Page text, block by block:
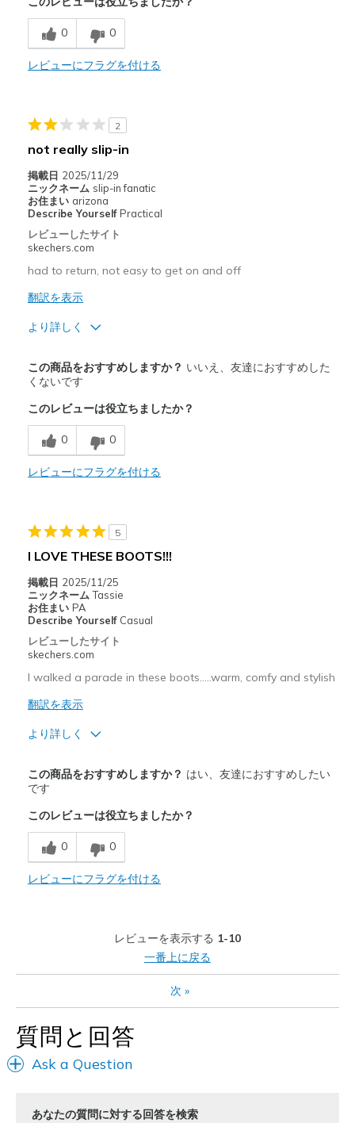
Durable
Snow
Sizing
Feels true to size
0 0
レビューにフラグを付ける
2
not really slip-in
掲載日 2025/11/29
ニックネーム slip-in fanatic
お住まい arizona
Describe Yourself Practical
レビューしたサイト
skechers.com
had to return, not easy to get on and off
翻訳を表示
より詳しく
Attractive Design
以下に最適
return
Width
Feels true to width
この商品をおすすめしますか？ いいえ、友達におすすめした
くないです
このレビューは役立ちましたか？
0 0
レビューにフラグを付ける
5
I LOVE THESE BOOTS!!!
掲載日 2025/11/25
ニックネーム Tassie
お住まい PA
Describe Yourself Casual
レビューしたサイト
skechers.com
I walked a parade in these boots.....warm, comfy and stylish
翻訳を表示
より詳しく
Attractive Design
Breathe Well
Comfortable
Durable
Width
Feels true to width
Sizing
Feels true to size
View On Shoes
Shoes are for Wearing
この商品をおすすめしますか？ はい、友達におすすめしたい
です
このレビューは役立ちましたか？
0 0
レビューにフラグを付ける
レビューを表示する 1-10
一番上に戻る
次 »
質問と回答
Ask a Question
あなたの質問に対する回答を検索